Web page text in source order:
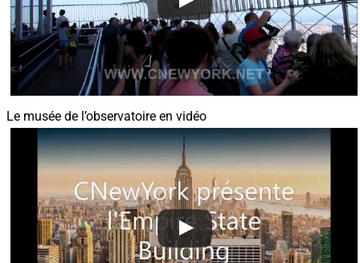
Le musée de l’observatoire en vidéo